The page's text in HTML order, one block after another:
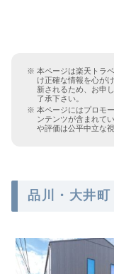
本ページは楽天トラ
け正確な情報を心が
新されるため、お申
了承下さい。
本ページにはプロモ
ンテンツが含まれて
や評価は公平中立な
品川・大井